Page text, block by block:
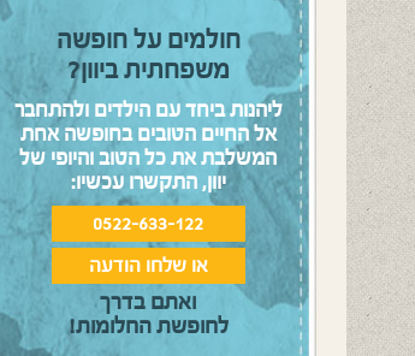
חולמים על חופשה
משפחתית ביוון?
ליהנות ביחד עם הילדים ולהתחבר
אל החיים הטובים בחופשה אחת
המשלבת את כל הטוב והיופי של
יוון, התקשרו עכשיו:
0522-633-122
או שלחו הודעה
ואתם בדרך
לחופשת החלומות!